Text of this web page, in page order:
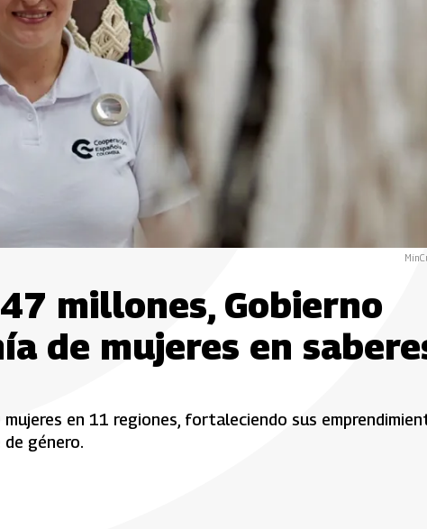
millones, Gobierno
de mujeres en
en 11 regiones, fortaleciendo sus
género.